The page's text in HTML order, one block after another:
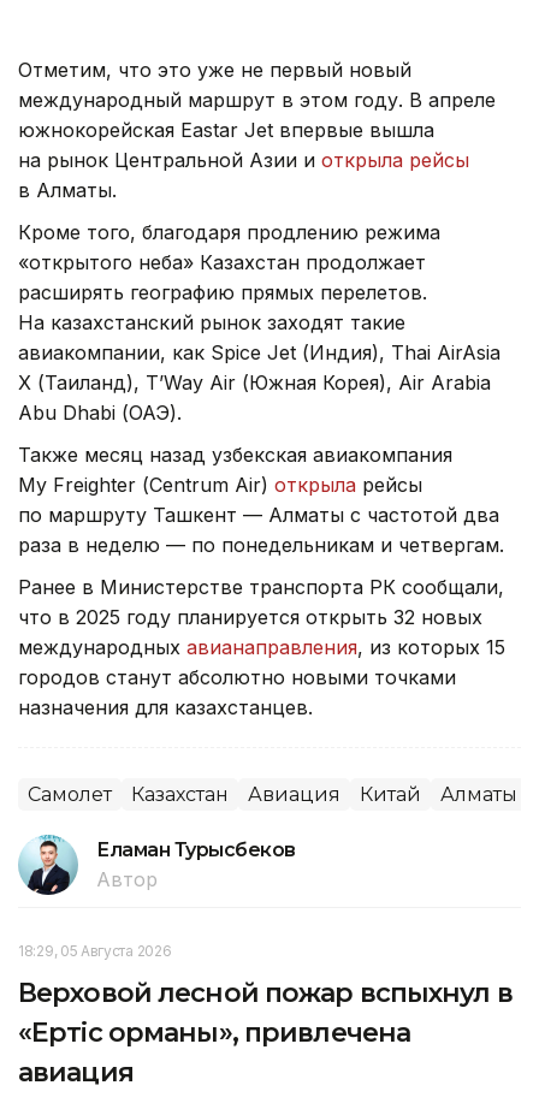
Отметим, что это уже не первый новый
международный маршрут в этом году. В апреле
южнокорейская Eastar Jet впервые вышла
на рынок Центральной Азии и открыла рейсы
в Алматы.
Кроме того, благодаря продлению режима
«открытого неба» Казахстан продолжает
расширять географию прямых перелетов.
На казахстанский рынок заходят такие
авиакомпании, как Spice Jet (Индия), Thai AirAsia
X (Таиланд), T’Way Air (Южная Корея), Air Arabia
Abu Dhabi (ОАЭ).
Также месяц назад узбекская авиакомпания
My Freighter (Сentrum Air) открыла рейсы
по маршруту Ташкент — Алматы с частотой два
раза в неделю — по понедельникам и четвергам.
Ранее в Министерстве транспорта РК сообщали,
что в 2025 году планируется открыть 32 новых
международных авианаправления, из которых 15
городов станут абсолютно новыми точками
назначения для казахстанцев.
Самолет Казахстан Авиация Китай Алматы
Еламан Турысбеков
Автор
18:29, 05 Августа 2026
Верховой лесной пожар вспыхнул в
«Ертіс орманы», привлечена
авиация